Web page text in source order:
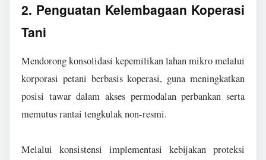
2. Penguatan Kelembagaan Koperasi
Tani
Mendorong konsolidasi kepemilikan lahan mikro melalui
korporasi petani berbasis koperasi, guna meningkatkan
posisi tawar dalam akses permodalan perbankan serta
memutus rantai tengkulak non-resmi.
Melalui konsistensi implementasi kebijakan proteksi